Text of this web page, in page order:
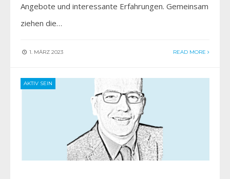
Angebote und interessante Erfahrungen. Gemeinsam
ziehen die…
1. MÄRZ 2023 READ MORE
AKTIV SEIN